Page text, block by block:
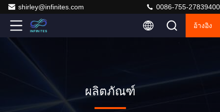
shirley@infinites.com 0086-755-27839400
อ้างอิง
ผลิตภัณฑ์